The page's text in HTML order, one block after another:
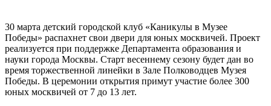
30 марта детский городской клуб «Каникулы в Музее
Победы» распахнет свои двери для юных москвичей. Проект
реализуется при поддержке Департамента образования и
науки города Москвы. Старт весеннему сезону будет дан во
время торжественной линейки в Зале Полководцев Музея
Победы. В церемонии открытия примут участие более 300
юных москвичей от 7 до 13 лет.